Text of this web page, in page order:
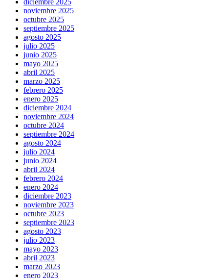
noviembre 2025
octubre 2025
septiembre 2025
agosto 2025
julio 2025
junio 2025
mayo 2025
abril 2025
marzo 2025
febrero 2025
enero 2025
diciembre 2024
noviembre 2024
octubre 2024
septiembre 2024
agosto 2024
julio 2024
junio 2024
abril 2024
febrero 2024
enero 2024
diciembre 2023
noviembre 2023
octubre 2023
septiembre 2023
agosto 2023
julio 2023
mayo 2023
abril 2023
marzo 2023
enero 2023